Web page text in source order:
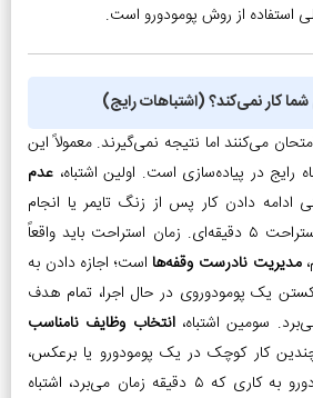
استفاده از روش پومودورو است.
شما کار نمی‌کند؟ (اشتباهات رایج)
می‌کنند اما نتیجه نمی‌گیرند. معمولاً این
در پیاده‌سازی است. اولین اشتباه، عدم
ادامه دادن کار پس از زنگ تایمر یا انجام
کارهای متفرقه در زمان استراحت ۵ دقیقه‌ای. زمان استراحت باید واقعاً
مدیریت نادرست وقفه‌ها است؛ اجازه دادن به
یک پومودوروی در حال اجرا، تمام هدف
سومین اشتباه،انتخاب وظایف نامناسب
کار کوچک در یک پومودورو یا برعکس،
اختصاص دادن یک پومودورو به کاری که ۵ دقیقه زمان می‌برد، اشتباه